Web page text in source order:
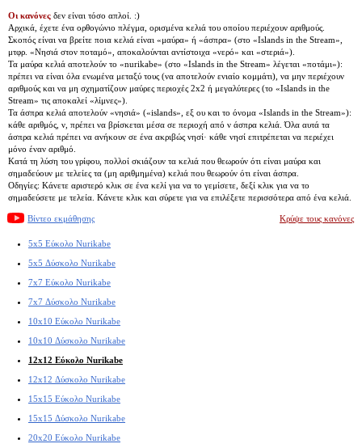
Οι κανόνες δεν είναι τόσο απλοί. :)
Αρχικά, έχετε ένα ορθογώνιο πλέγμα, ορισμένα κελιά του οποίου περιέχουν αριθμούς.
Σκοπός είναι να βρείτε ποια κελιά είναι «μαύρα» ή «άσπρα» (στο «Islands in the Stream»,
μτφρ. «Νησιά στον ποταμό», αποκαλούνται αντίστοιχα «νερό» και «στεριά»).
Τα μαύρα κελιά αποτελούν το «nurikabe» (στο «Islands in the Stream» λέγεται «ποτάμι»):
πρέπει να είναι όλα ενωμένα μεταξύ τους (να αποτελούν ενιαίο κομμάτι), να μην περιέχουν
αριθμούς και να μη σχηματίζουν μαύρες περιοχές 2x2 ή μεγαλύτερες (το «Islands in the
Stream» τις αποκαλεί «λίμνες»).
Τα άσπρα κελιά αποτελούν «νησιά» («islands», εξ ου και το όνομα «Islands in the Stream»):
κάθε αριθμός, ν, πρέπει να βρίσκεται μέσα σε περιοχή από ν άσπρα κελιά. Όλα αυτά τα
άσπρα κελιά πρέπει να ανήκουν σε ένα ακριβώς νησί· κάθε νησί επιτρέπεται να περιέχει
μόνο έναν αριθμό.
Κατά τη λύση του γρίφου, πολλοί σκιάζουν τα κελιά που θεωρούν ότι είναι μαύρα και
σημαδεύουν με τελείες τα (μη αριθμημένα) κελιά που θεωρούν ότι είναι άσπρα.
Οδηγίες: Κάνετε αριστερό κλικ σε ένα κελί για να το γεμίσετε, δεξί κλικ για να το
σημαδεύσετε με τελεία. Κάνετε κλικ και σύρετε για να επιλέξετε περισσότερα από ένα κελιά.
Βίντεο εκμάθησης Κρύψε τους κανόνες
5x5 Εύκολο Nurikabe
5x5 Δύσκολο Nurikabe
7x7 Εύκολο Nurikabe
7x7 Δύσκολο Nurikabe
10x10 Εύκολο Nurikabe
10x10 Δύσκολο Nurikabe
12x12 Εύκολο Nurikabe
12x12 Δύσκολο Nurikabe
15x15 Εύκολο Nurikabe
15x15 Δύσκολο Nurikabe
20x20 Εύκολο Nurikabe